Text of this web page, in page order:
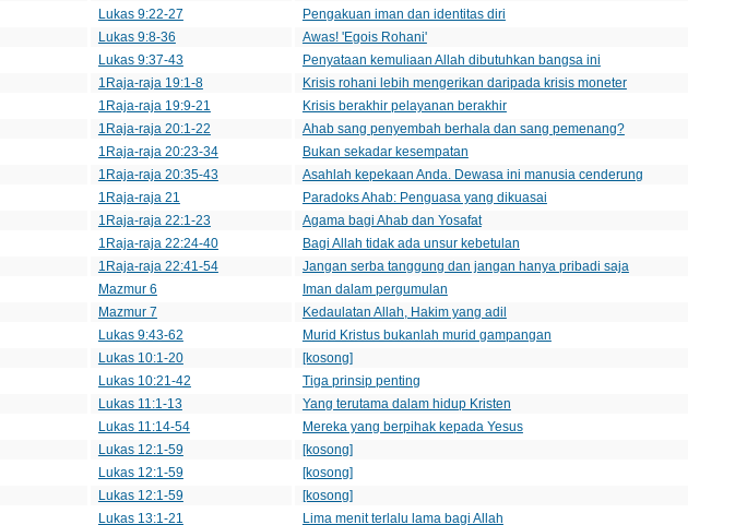
Lukas 9:22-27
Pengakuan iman dan identitas diri
Lukas 9:8-36
Awas! 'Egois Rohani'
Lukas 9:37-43
Penyataan kemuliaan Allah dibutuhkan bangsa ini
1Raja-raja 19:1-8
Krisis rohani lebih mengerikan daripada krisis moneter
1Raja-raja 19:9-21
Krisis berakhir pelayanan berakhir
1Raja-raja 20:1-22
Ahab sang penyembah berhala dan sang pemenang?
1Raja-raja 20:23-34
Bukan sekadar kesempatan
1Raja-raja 20:35-43
Asahlah kepekaan Anda. Dewasa ini manusia cenderung
1Raja-raja 21
Paradoks Ahab: Penguasa yang dikuasai
1Raja-raja 22:1-23
Agama bagi Ahab dan Yosafat
1Raja-raja 22:24-40
Bagi Allah tidak ada unsur kebetulan
1Raja-raja 22:41-54
Jangan serba tanggung dan jangan hanya pribadi saja
Mazmur 6
Iman dalam pergumulan
Mazmur 7
Kedaulatan Allah, Hakim yang adil
Lukas 9:43-62
Murid Kristus bukanlah murid gampangan
Lukas 10:1-20
[kosong]
Lukas 10:21-42
Tiga prinsip penting
Lukas 11:1-13
Yang terutama dalam hidup Kristen
Lukas 11:14-54
Mereka yang berpihak kepada Yesus
Lukas 12:1-59
[kosong]
Lukas 12:1-59
[kosong]
Lukas 12:1-59
[kosong]
Lukas 13:1-21
Lima menit terlalu lama bagi Allah